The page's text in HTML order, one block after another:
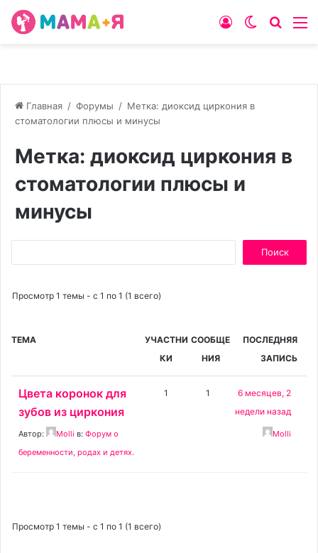
Switch
Войти
Главная / Форумы / Метка: диоксид циркония в
стоматологии плюсы и минусы
Метка: диоксид циркония в
стоматологии плюсы и
минусы
Просмотр 1 темы - с 1 по 1 (1 всего)
ТЕМА
УЧАСТНИ
КИ
СООБЩЕ
НИЯ
ПОСЛЕДНЯЯ
ЗАПИСЬ
Цвета коронок для
зубов из циркония
Автор: Molli в: Форум о
беременности, родах и детях.
1 1
6 месяцев, 2
недели назад
Molli
Просмотр 1 темы - с 1 по 1 (1 всего)